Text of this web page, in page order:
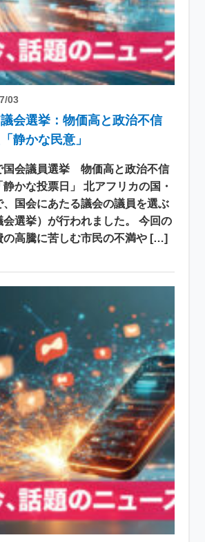
03
会選挙：物価高と政治不信
静かな民意」
国会議員選挙 物価高と政治不信
かな投票日」 北アフリカの国・
、国会にあたる議会の議員を選ぶ
選挙）が行われました。 今回の
の高騰に苦しむ市民の不満や […]